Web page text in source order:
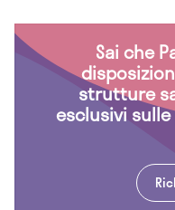
Sai che
strutture
esclusivi